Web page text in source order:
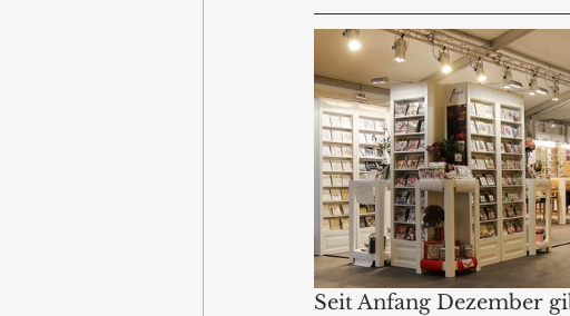
Seit Anfang Dezember